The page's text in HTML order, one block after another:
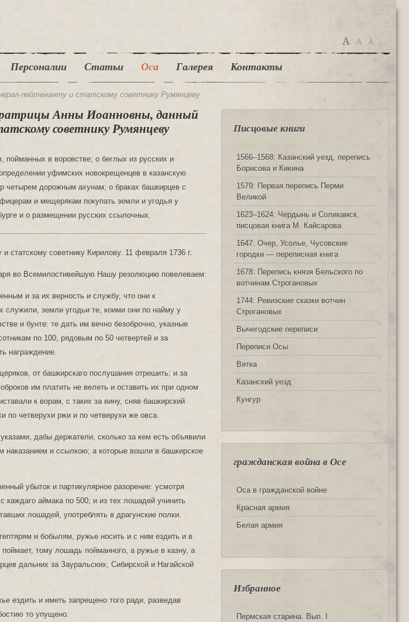
Персоналии Статьи Оса Галерея Контакты
лейтенанту и статскому советнику Румянцеву
Анны Иоанновны, данный
советнику Румянцеву
пойманных в воровстве; о беглых из русских и
уфимских новокрещенцев в казанскую
четырем дорожным ахунам; о браках башкирцев с
и мещерякам покупать земли и угодья у
и о размещении русских ссылочных.
статскому советнику Кирилову. 11 февраля 1736 г.
во Всемилостивейшую Нашу резолюцию повелеваем:
и за их верность и службу, что они к
служили, земли угодьи те, коими они по найму у
и бунте: те дать им вечно безоброчно, указные
по 100, рядовым по 50 четвертей и за
награждение.
от башкирскаго послушания отрешить; и за
им платить не велеть и оставить их при одном
к ворам, с таких за вину, сняв башкирский
по четверухи ржи и по четверухи же овса.
дабы держатели, сколько за кем есть объявили
наказанием и ссылкою; а которые вошли в башкирское
убыток и партикулярное разорение: усмотря
аймака по 500; и из тех лошадей учинить
лошадей, употреблять в драгунские полки.
и бобылям, ружье носить и с ним ездить и в
тому лошадь пойманного, а ружье в казну, а
дальних за Зауральских, Сибирской и Нагайской
ездить и иметь запрещено того ради, разведав
то упущено.
Писцовые книги
1566‒1568: Казанский уезд, перепись
Борисова и Кикина
1579: Первая перепись Перми
Великой
1623‒1624: Чердынь и Соликамск,
писцовая книга М. Кайсарова
1647: Очер, Усолье, Чусовские
городки — переписная книга
1678: Перепись князя Бельского по
вотчинам Строгановых
1744: Ревизские сказки вотчин
Строгановых
Вычегодские переписи
Переписи Осы
Вятка
Казанский уезд
Кунгур
гражданская война в Осе
Оса в гражданской войне
Красная армия
Белая армия
Избранное
Пермская старина. Вып. I